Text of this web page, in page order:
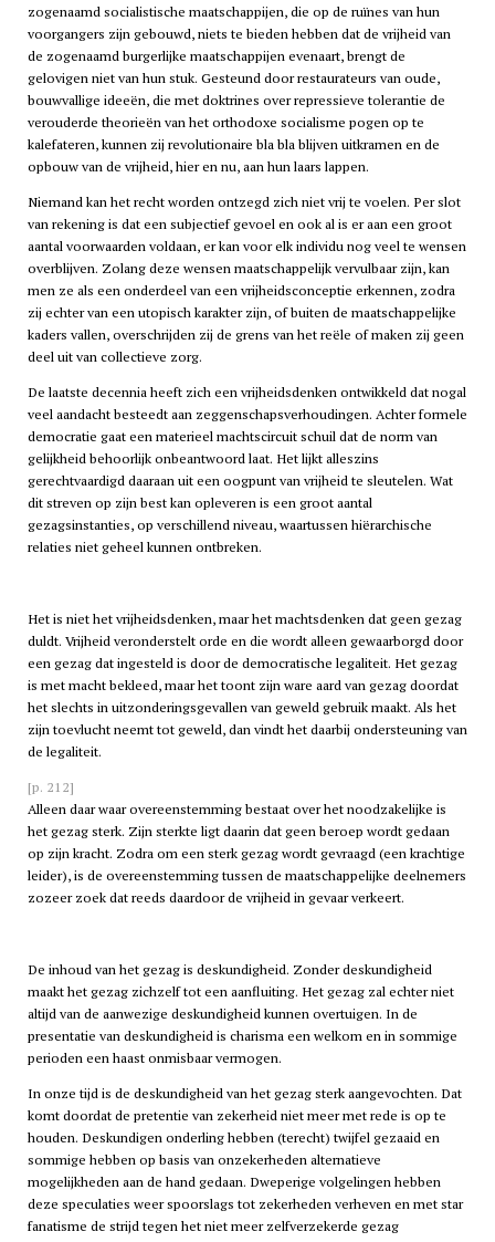
zogenaamd socialistische maatschappijen, die op de ruïnes van hun
voorgangers zijn gebouwd, niets te bieden hebben dat de vrijheid van
de zogenaamd burgerlijke maatschappijen evenaart, brengt de
gelovigen niet van hun stuk. Gesteund door restaurateurs van oude,
bouwvallige ideeën, die met doktrines over repressieve tolerantie de
verouderde theorieën van het orthodoxe socialisme pogen op te
kalefateren, kunnen zij revolutionaire bla bla blijven uitkramen en de
opbouw van de vrijheid, hier en nu, aan hun laars lappen.
Niemand kan het recht worden ontzegd zich niet vrij te voelen. Per slot
van rekening is dat een subjectief gevoel en ook al is er aan een groot
aantal voorwaarden voldaan, er kan voor elk individu nog veel te wensen
overblijven. Zolang deze wensen maatschappelijk vervulbaar zijn, kan
men ze als een onderdeel van een vrijheidsconceptie erkennen, zodra
zij echter van een utopisch karakter zijn, of buiten de maatschappelijke
kaders vallen, overschrijden zij de grens van het reële of maken zij geen
deel uit van collectieve zorg.
De laatste decennia heeft zich een vrijheidsdenken ontwikkeld dat nogal
veel aandacht besteedt aan zeggenschapsverhoudingen. Achter formele
democratie gaat een materieel machtscircuit schuil dat de norm van
gelijkheid behoorlijk onbeantwoord laat. Het lijkt alleszins
gerechtvaardigd daaraan uit een oogpunt van vrijheid te sleutelen. Wat
dit streven op zijn best kan opleveren is een groot aantal
gezagsinstanties, op verschillend niveau, waartussen hiërarchische
relaties niet geheel kunnen ontbreken.
Het is niet het vrijheidsdenken, maar het machtsdenken dat geen gezag
duldt. Vrijheid veronderstelt orde en die wordt alleen gewaarborgd door
een gezag dat ingesteld is door de democratische legaliteit. Het gezag
is met macht bekleed, maar het toont zijn ware aard van gezag doordat
het slechts in uitzonderingsgevallen van geweld gebruik maakt. Als het
zijn toevlucht neemt tot geweld, dan vindt het daarbij ondersteuning van
de legaliteit.
[p. 212]
Alleen daar waar overeenstemming bestaat over het noodzakelijke is
het gezag sterk. Zijn sterkte ligt daarin dat geen beroep wordt gedaan
op zijn kracht. Zodra om een sterk gezag wordt gevraagd (een krachtige
leider), is de overeenstemming tussen de maatschappelijke deelnemers
zozeer zoek dat reeds daardoor de vrijheid in gevaar verkeert.
De inhoud van het gezag is deskundigheid. Zonder deskundigheid
maakt het gezag zichzelf tot een aanfluiting. Het gezag zal echter niet
altijd van de aanwezige deskundigheid kunnen overtuigen. In de
presentatie van deskundigheid is charisma een welkom en in sommige
perioden een haast onmisbaar vermogen.
In onze tijd is de deskundigheid van het gezag sterk aangevochten. Dat
komt doordat de pretentie van zekerheid niet meer met rede is op te
houden. Deskundigen onderling hebben (terecht) twijfel gezaaid en
sommige hebben op basis van onzekerheden alternatieve
mogelijkheden aan de hand gedaan. Dweperige volgelingen hebben
deze speculaties weer spoorslags tot zekerheden verheven en met star
fanatisme de strijd tegen het niet meer zelfverzekerde gezag